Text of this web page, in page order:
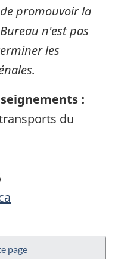
promouvoir la
n'est pas
les
:
du
page